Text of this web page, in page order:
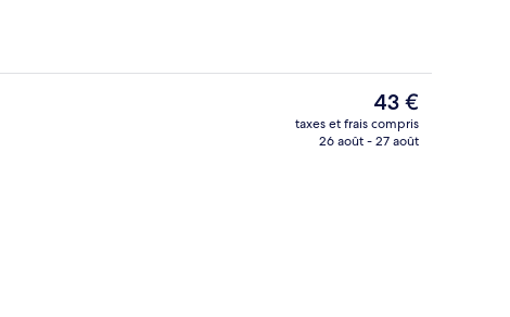
Le
prix
actuel
43 €
taxes et frais compris
26 août - 27 août